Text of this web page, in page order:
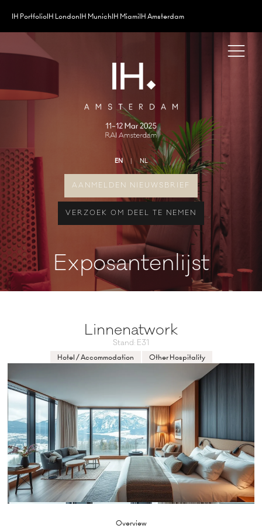
IH PortfolioIH LondonIH MunichIH MiamiIH Amsterdam
EN NL
AANMELDEN NIEUWSBRIEF
VERZOEK OM DEEL TE NEMEN
Exposantenlijst
Linnenatwork
Stand: E31
Hotel / Accommodation Other Hospitality
Overview